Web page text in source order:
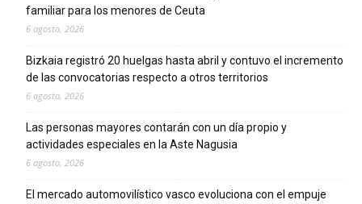
familiar para los menores de Ceuta
6 agosto, 2026
Bizkaia registró 20 huelgas hasta abril y contuvo el incremento
de las convocatorias respecto a otros territorios
6 agosto, 2026
Las personas mayores contarán con un día propio y
actividades especiales en la Aste Nagusia
6 agosto, 2026
El mercado automovilístico vasco evoluciona con el empuje